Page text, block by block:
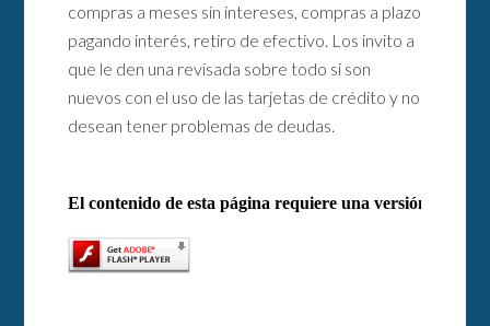
compras a meses sin intereses, compras a plazo
pagando interés, retiro de efectivo. Los invito a
que le den una revisada sobre todo si son
nuevos con el uso de las tarjetas de crédito y no
desean tener problemas de deudas.